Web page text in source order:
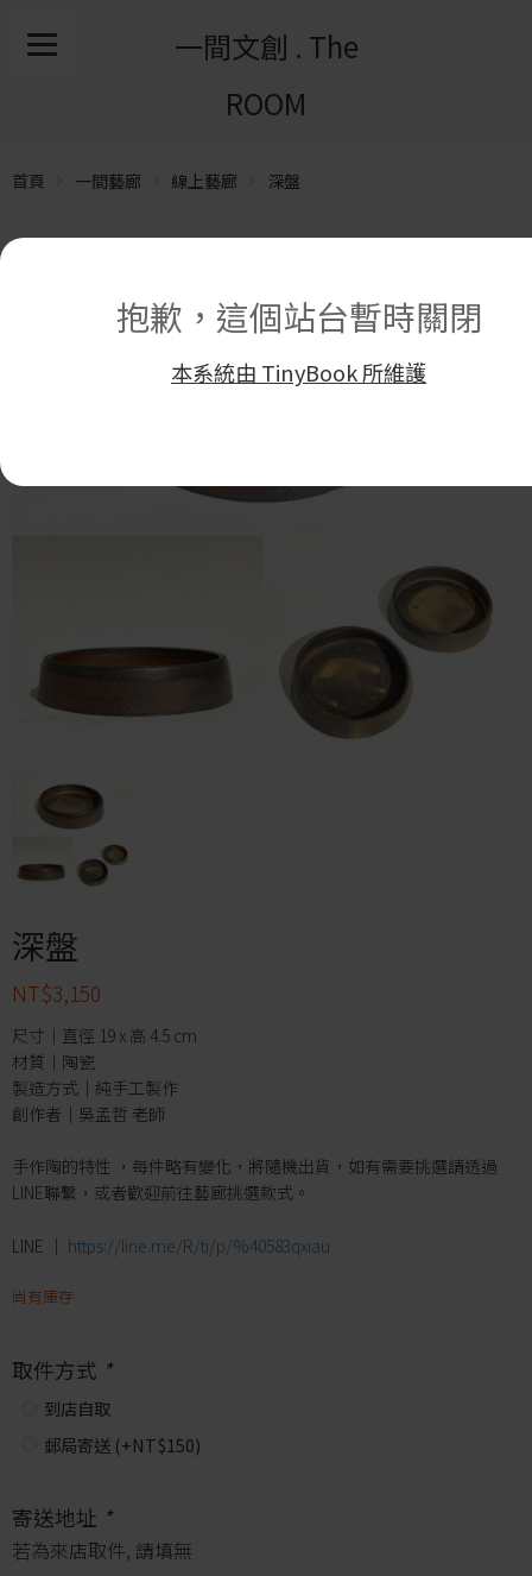
抱歉，這個站台暫時關閉
本系統由 TinyBook 所維護
一間文創 . The
ROOM
首頁 一間藝廊 線上藝廊 深盤
深盤
NT$3,150
尺寸｜直徑 19 x 高 4.5 cm
材質｜陶瓷
製造方式｜純手工製作
創作者｜吳孟哲 老師
手作陶的特性 ，每件略有變化，將隨機出貨，如有需要挑選請透過
LINE聯繫，或者歡迎前往藝廊挑選款式。
LINE │ https://line.me/R/ti/p/%40583qxiau
尚有庫存
取件方式 *
到店自取
郵局寄送 (+NT$150)
寄送地址 *
若為來店取件, 請填無